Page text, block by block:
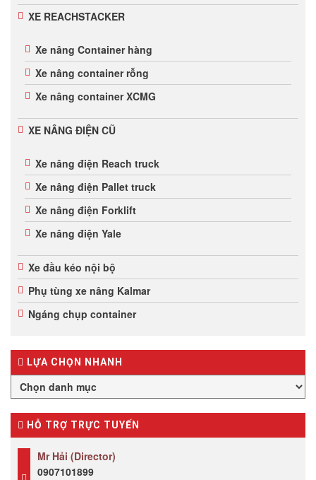
XE REACHSTACKER
Xe nâng Container hàng
Xe nâng container rỗng
Xe nâng container XCMG
XE NÂNG ĐIỆN CŨ
Xe nâng điện Reach truck
Xe nâng điện Pallet truck
Xe nâng điện Forklift
Xe nâng điện Yale
Xe đầu kéo nội bộ
Phụ tùng xe nâng Kalmar
Ngáng chụp container
LỰA CHỌN NHANH
HỖ TRỢ TRỰC TUYẾN
Mr Hải (Director)
0907101899